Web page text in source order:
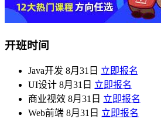
开班时间
Java开发 8月31日 立即报名
UI设计 8月31日 立即报名
商业视效 8月31日 立即报名
Web前端 8月31日 立即报名